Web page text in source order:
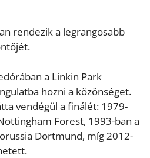
rendezik a legrangosabb
a Linkin Park
hozni a közönséget.
vendégül a finálét: 1979-
Forest, 1993-ban a
Dortmund, míg 2012-